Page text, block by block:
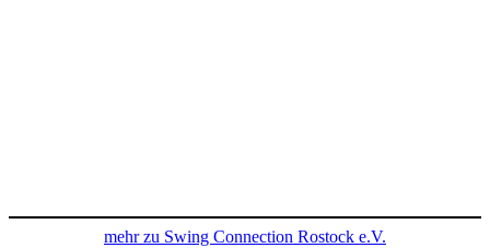
mehr zu Swing Connection Rostock e.V.